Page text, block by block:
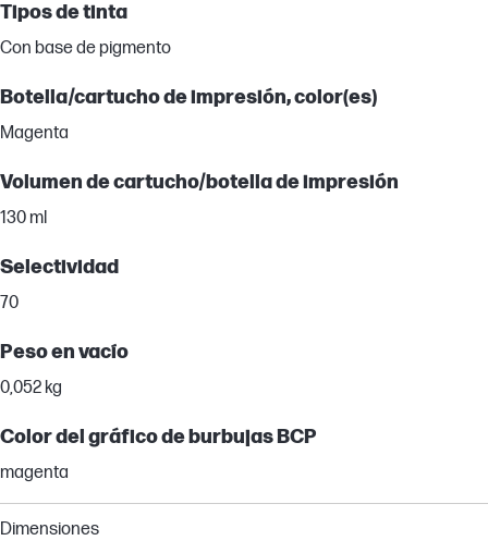
Tipos de tinta
Con base de pigmento
Botella/cartucho de impresión, color(es)
Magenta
Volumen de cartucho/botella de impresión
130 ml
Selectividad
70
Peso en vacío
0,052 kg
Color del gráfico de burbujas BCP
magenta
Dimensiones